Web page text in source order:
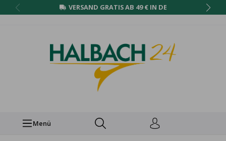
VERSAND GRATIS AB 49 € IN DE
Menü